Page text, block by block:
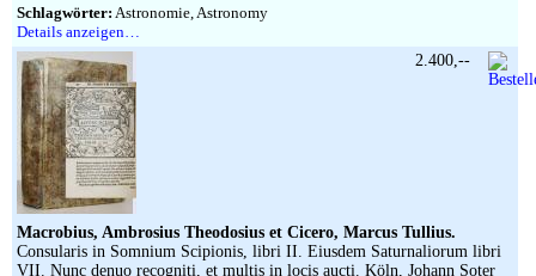
Schlagwörter: Astronomie, Astronomy
Details anzeigen…
Macrobius, Ambrosius Theodosius et Cicero, Marcus Tullius.
Consularis in Somnium Scipionis, libri II. Eiusdem Saturnaliorum libri
VII. Nunc denuo recogniti, et multis in locis aucti. Köln, Johann Soter
2.400,--